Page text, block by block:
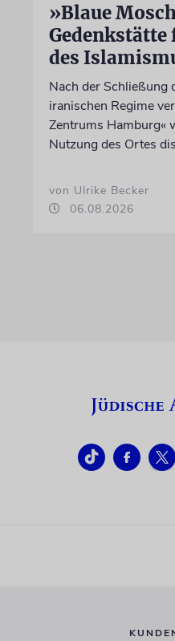
»Blaue
Gedenkstätte
des
Nach der Schließung
iranischen Regime
Zentrums Hamburg«
Nutzung des Ortes
von Ulrike Becker
06.08.2026